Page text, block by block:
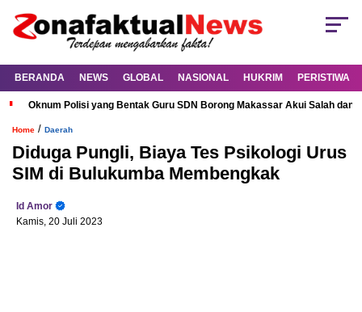
BERANDA NEWS GLOBAL NASIONAL HUKRIM PERISTIWA
Oknum Polisi yang Bentak Guru SDN Borong Makassar Akui Salah dan
Home / Daerah
Diduga Pungli, Biaya Tes Psikologi Urus
SIM di Bulukumba Membengkak
Id Amor
Kamis, 20 Juli 2023